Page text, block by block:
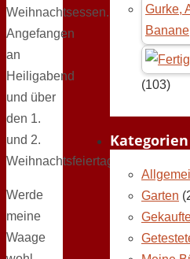
Weihnachtsessen.
Angefangen
an
Heiligabend
und über
den 1.
und 2.
Weihnachtsfeiertag.
Werde
meine
Waage
Gurke,
(103)
Kategorien
Garten